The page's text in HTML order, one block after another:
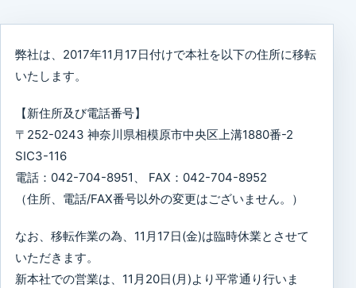
弊社は、2017年11月17日付けで本社を以下の住所に移転
いたします。
【新住所及び電話番号】
〒252-0243 神奈川県相模原市中央区上溝1880番-2
SIC3-116
電話：042-704-8951、 FAX：042-704-8952
（住所、電話/FAX番号以外の変更はございません。）
なお、移転作業の為、11月17日(金)は臨時休業とさせて
いただきます。
新本社での営業は、11月20日(月)より平常通り行いま